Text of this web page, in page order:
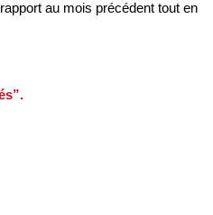
au mois précédent tout en